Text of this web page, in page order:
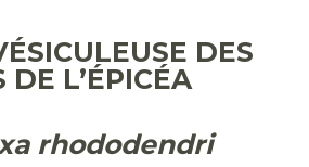
DES
L’ÉPICÉA
rhododendri